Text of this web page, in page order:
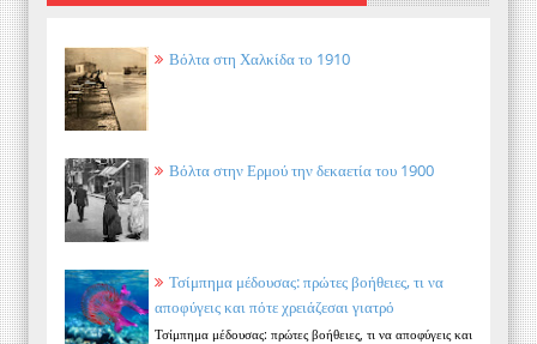
Βόλτα στη Χαλκίδα το 1910
Βόλτα στην Ερμού την δεκαετία του 1900
Τσίμπημα μέδουσας: πρώτες βοήθειες, τι να
αποφύγεις και πότε χρειάζεσαι γιατρό
Τσίμπημα μέδουσας: πρώτες βοήθειες, τι να αποφύγεις και